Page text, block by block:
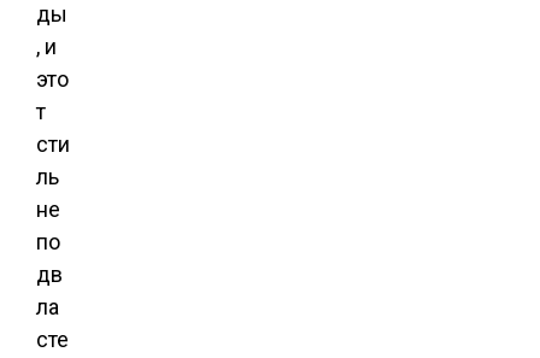
ды
, и
это
т
сти
ль
не
по
дв
ла
сте